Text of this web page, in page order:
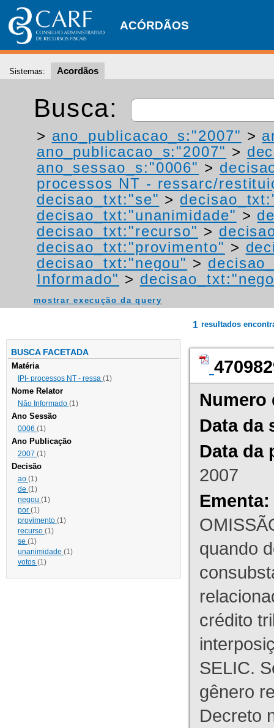
ACÓRDÃOS
Sistemas: Acordãos
Busca:
> ano_publicacao_s:"2007" >
ano_publicacao_s:"2007" >
ano_sessao_s:"0006" >
processos NT - ressarc/
decisao_txt:"se" >
decisao_txt:"unanimidade" >
decisao_txt:"recurso" >
decisao_txt:"provimento" >
decisao_txt:"negou" >
Informado" >
mostrar execução da query
BUSCA FACETADA
Matéria
IPI- processos NT - ressa (1)
Nome Relator
Não Informado (1)
Ano Sessão
0006 (1)
Ano Publicação
2007 (1)
Decisão
ao (1)
de (1)
negou (1)
por (1)
provimento (1)
recurso (1)
se (1)
unanimidade (1)
votos (1)
1 resultados
Numero
Data da
Data da
2007
Ementa:
quando
crédito
SELIC.
gênero
Decreto